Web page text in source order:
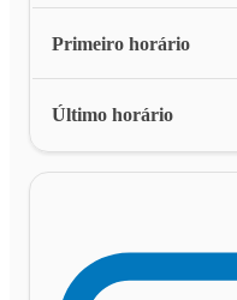
Primeiro horário
Último horário